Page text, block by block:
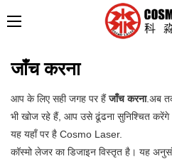
जाँच करना
आप के लिए सही जगह पर हैंजाँच करना.अब
भी खोज रहे हैं, आप उसे ढूंढना सुनिश्चित
यह यहाँ पर है Cosmo Laser.
कॉस्मो लेजर का डिजाइन विस्तृत है। यह